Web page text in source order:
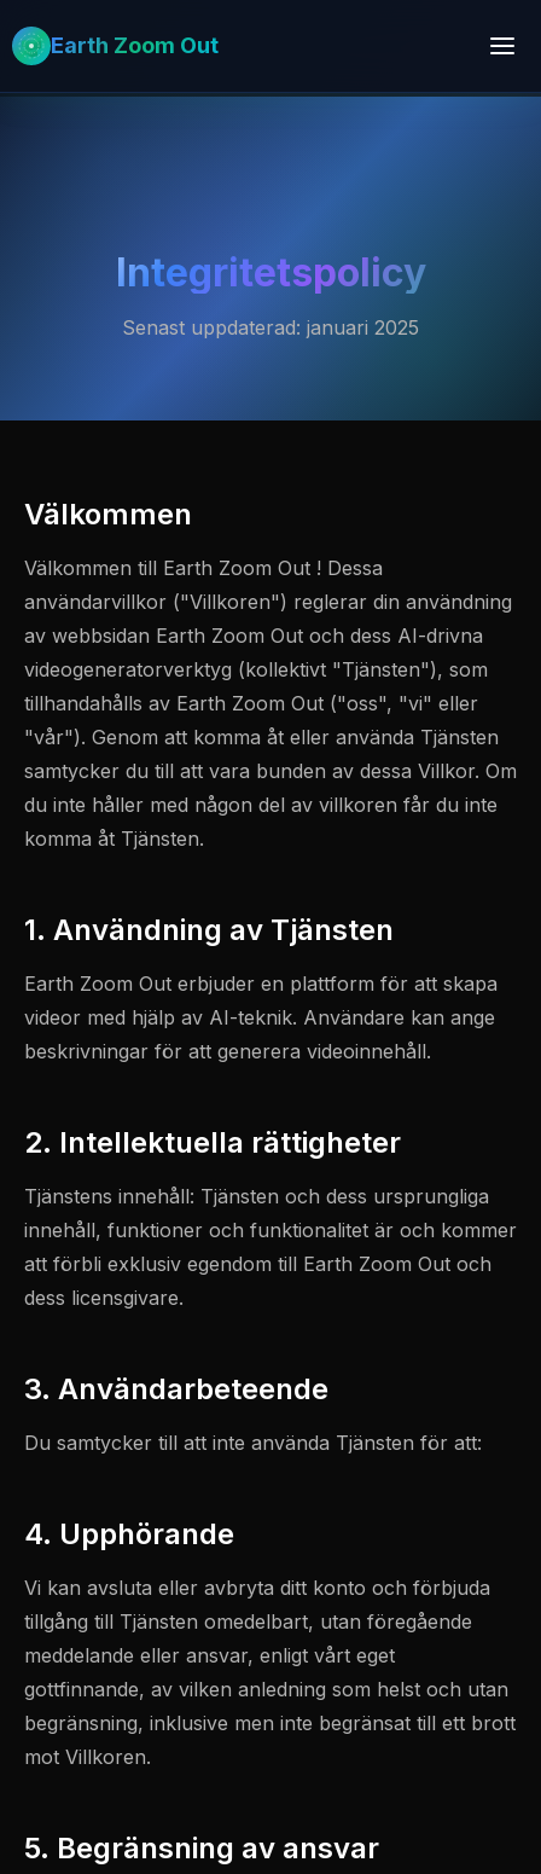
Earth Zoom Out
Integritetspolicy
Senast uppdaterad: januari 2025
Välkommen
Välkommen till Earth Zoom Out ! Dessa
användarvillkor ("Villkoren") reglerar din användning
av webbsidan Earth Zoom Out och dess AI-drivna
videogeneratorverktyg (kollektivt "Tjänsten"), som
tillhandahålls av Earth Zoom Out ("oss", "vi" eller
"vår"). Genom att komma åt eller använda Tjänsten
samtycker du till att vara bunden av dessa Villkor. Om
du inte håller med någon del av villkoren får du inte
komma åt Tjänsten.
1. Användning av Tjänsten
Earth Zoom Out erbjuder en plattform för att skapa
videor med hjälp av AI-teknik. Användare kan ange
beskrivningar för att generera videoinnehåll.
2. Intellektuella rättigheter
Tjänstens innehåll: Tjänsten och dess ursprungliga
innehåll, funktioner och funktionalitet är och kommer
att förbli exklusiv egendom till Earth Zoom Out och
dess licensgivare.
3. Användarbeteende
Du samtycker till att inte använda Tjänsten för att:
4. Upphörande
Vi kan avsluta eller avbryta ditt konto och förbjuda
tillgång till Tjänsten omedelbart, utan föregående
meddelande eller ansvar, enligt vårt eget
gottfinnande, av vilken anledning som helst och utan
begränsning, inklusive men inte begränsat till ett brott
mot Villkoren.
5. Begränsning av ansvar